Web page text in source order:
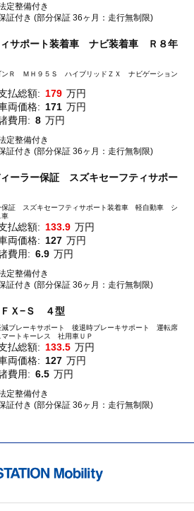
定整備付き
証付き (部分保証 36ヶ月：走行無制限)
ィサポート装着車 ナビ装着車 Ｒ８年
Ｒ ＭＨ９５Ｓ ハイブリッドＺＸ ナビゲーション
払総額: 179 万円
両価格: 171 万円
費用: 8 万円
定整備付き
証付き (部分保証 36ヶ月：走行無制限)
ラー保証 スズキセーフティサポー
証 スズキセーフティサポート装着車 軽自動車 シ
車
払総額: 133.9 万円
両価格: 127 万円
費用: 6.9 万円
定整備付き
証付き (部分保証 36ヶ月：走行無制限)
Ｘ−Ｓ ４型
ブレーキサポート 後退時ブレーキサポート 運転席
ートキーレス 社用車ＵＰ
払総額: 133.5 万円
両価格: 127 万円
費用: 6.5 万円
定整備付き
証付き (部分保証 36ヶ月：走行無制限)